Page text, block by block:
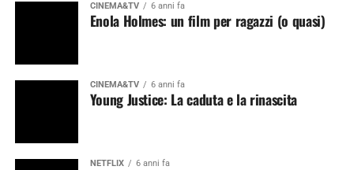
CINEMA&TV 6 anni fa
Enola Holmes: un film per ragazzi (o quasi)
CINEMA&TV 6 anni fa
Young Justice: La caduta e la rinascita
NETFLIX 6 anni fa